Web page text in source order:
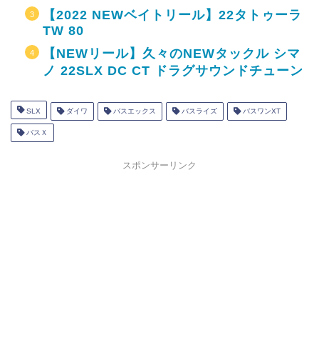
【2022 NEWベイトリール】22タトゥーラ
TW 80
【NEWリール】久々のNEWタックル シマ
ノ 22SLX DC CT ドラグサウンドチューン
SLX ダイワ バスエックス バスライズ バスワンXT
バスＸ
スポンサーリンク